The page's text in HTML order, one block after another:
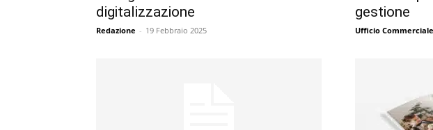
digitalizzazione
Redazione - 19 Febbraio 2025
gestione
Ufficio Commerciale